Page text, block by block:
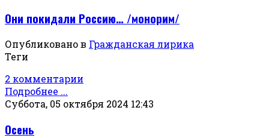
Они покидали Россию… /монорим/
Опубликовано в Гражданская лирика
Теги
2 комментарии
Подробнее ...
Суббота, 05 октября 2024 12:43
Осень